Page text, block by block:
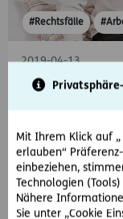
Mit Ihrem Klick auf
erlauben“
einbeziehen,
Technologien
Nähere
Sie unter „Cookie
#Rechtsfälle
2019-04-13
Höhere
Nach seinem Sturz
aber nicht leisten